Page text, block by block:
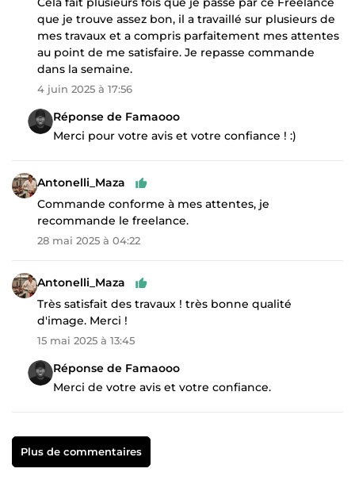
que je trouve assez bon, il a travaillé sur plusieurs de
mes travaux et a compris parfaitement mes attentes
au point de me satisfaire. Je repasse commande
dans la semaine.
4 juin 2025 à 17:56
Réponse de Famaooo
Merci pour votre avis et votre confiance ! :)
Antonelli_Maza
Commande conforme à mes attentes, je
recommande le freelance.
28 mai 2025 à 04:22
Antonelli_Maza
Très satisfait des travaux ! très bonne qualité
d'image. Merci !
15 mai 2025 à 13:45
Réponse de Famaooo
Merci de votre avis et votre confiance.
Plus de commentaires